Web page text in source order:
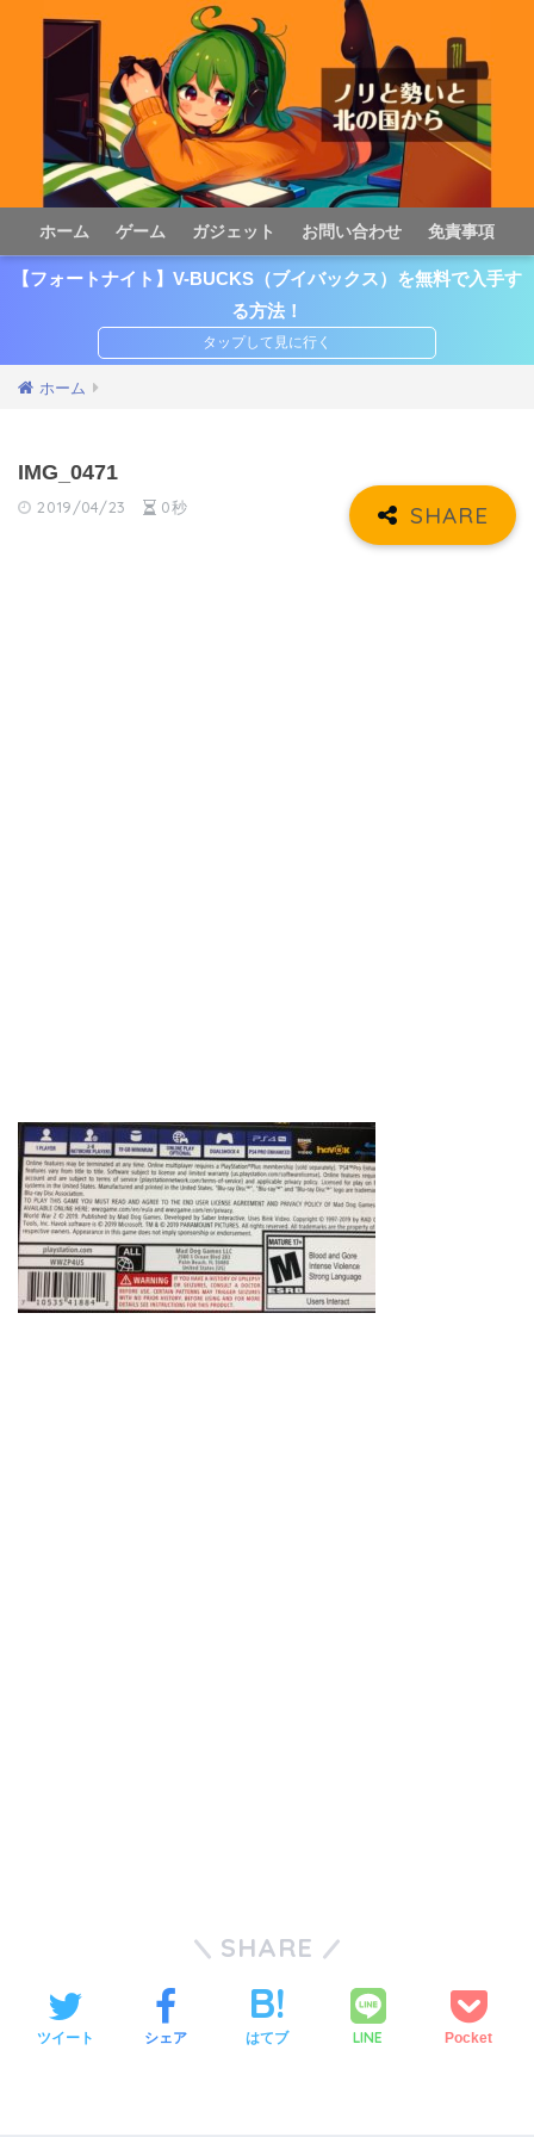
ホーム ゲーム ガジェット お問い合わせ 免責事項
【フォートナイト】V-BUCKS（ブイバックス）を無料で入手す
る方法！
ホーム
IMG_0471
2019/04/23 0秒
SHARE
ツイート シェア はてブ LINE Pocket